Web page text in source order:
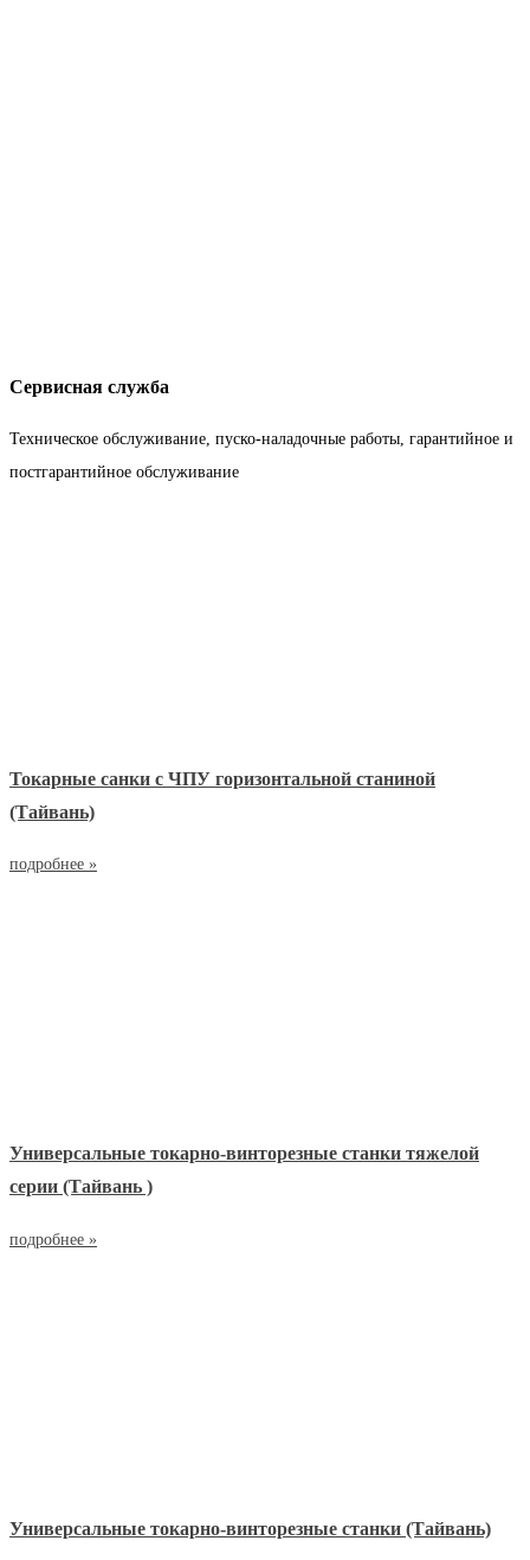
Сервисная служба
Техническое обслуживание, пуско-наладочные работы, гарантийное и
постгарантийное обслуживание
Токарные санки с ЧПУ горизонтальной станиной
(Тайвань)
подробнее »
Универсальные токарно-винторезные станки тяжелой
серии (Тайвань )
подробнее »
Универсальные токарно-винторезные станки (Тайвань)